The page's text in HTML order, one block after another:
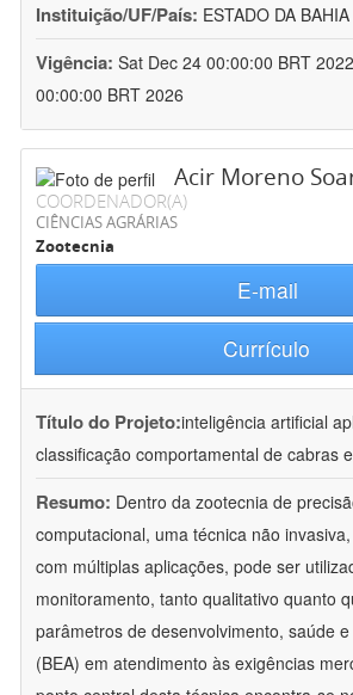
Instituição/UF/País: ESTADO DA
Vigência: Sat Dec 24 00:00:00 BRT
00:00:00 BRT 2026
Acir Moreno
COORDENADOR(A)
CIÊNCIAS AGRÁRIAS
Zootecnia
E-mail
Currículo
Título do Projeto:inteligência artificial
classificação comportamental de cabras
Resumo: Dentro da zootecnia de
computacional, uma técnica não
com múltiplas aplicações, pode ser
monitoramento, tanto qualitativo quanto
parâmetros de desenvolvimento, saúde
(BEA) em atendimento às exigências